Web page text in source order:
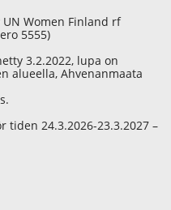
Women Finland rf
5555)
3.2.2022, lupa on
alueella, Ahvenanmaata
tiden 24.3.2026-23.3.2027 –